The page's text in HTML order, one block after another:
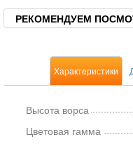
РЕКОМЕНДУЕМ
Характеристики
Высота ворса
Цветовая гамма